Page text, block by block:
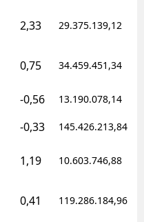
2,33 29.375.139,12
0,75 34.459.451,34
-0,56 13.190.078,14
-0,33 145.426.213,84
1,19 10.603.746,88
0,41 119.286.184,96